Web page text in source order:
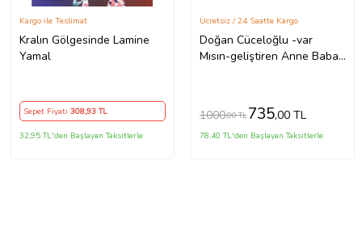
Kralın Gölgesinde Lamine
Yamal
Kargo ile Teslimat
Sepet Fiyatı 308,93 TL
32,95 TL'den Başlayan Taksitlerle
Doğan Cüceloğlu -var
Mısın-geliştiren Anne Baba-
DEFTERLİ)
Ücretsiz / 24 Saatte Kargo
1000,00 TL 735,00 TL
78,40 TL'den Başlayan Taksitlerle